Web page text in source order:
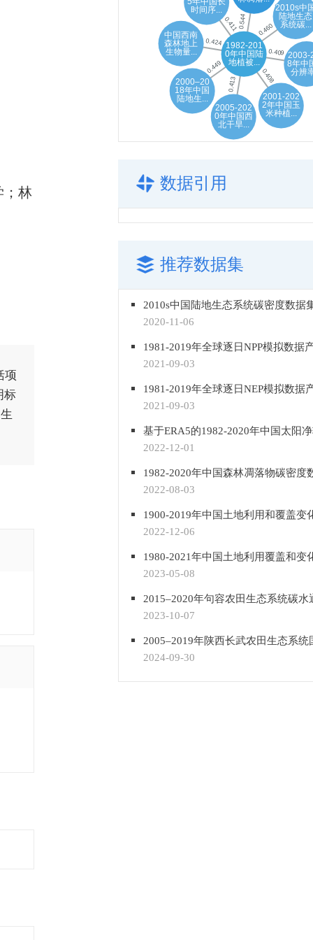
；林
项
标
数据引用
推荐数据集
2010s中国陆地生态系统碳密度数据
2020-11-06
1981-2019年全球逐日NPP模拟数据
2021-09-03
1981-2019年全球逐日NEP模拟数据
2021-09-03
2022-12-01
1982-2020年中国森林凋落物碳密度
2022-08-03
1900-2019年中国土地利用和覆盖变
2022-12-06
1980-2021年中国土地利用覆盖和变
2023-05-08
2023-10-07
2024-09-30